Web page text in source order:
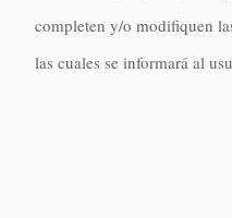
completen y/o modifiquen
las cuales se informará al